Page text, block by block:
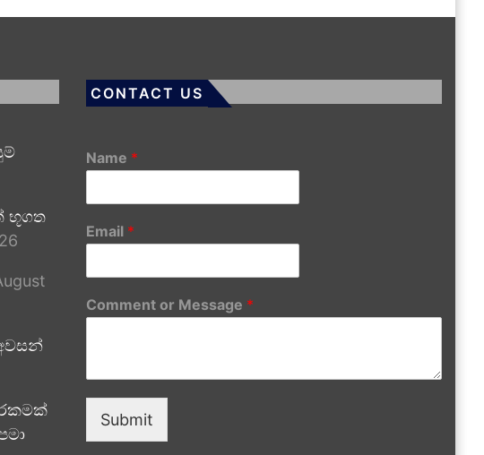
භූගත
CONTACT US
Name *
Email *
Comment or Message *
Submit